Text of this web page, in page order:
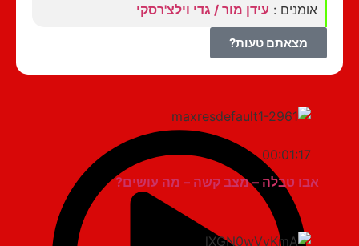
אומנים :עידן מור / גדי וילצ'רסקי
מצאתם טעות?
00:01:17
אבו טבלה – מצב קשה – מה עושים?